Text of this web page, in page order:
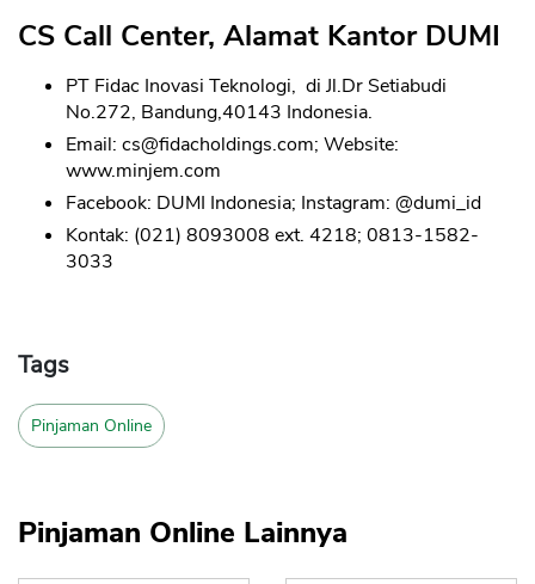
CS Call Center, Alamat Kantor DUMI
PT Fidac Inovasi Teknologi, di Jl.Dr Setiabudi
No.272, Bandung,40143 Indonesia.
Email: cs@fidacholdings.com; Website:
www.minjem.com
Facebook: DUMI Indonesia; Instagram: @dumi_id
Kontak: (021) 8093008 ext. 4218; 0813-1582-
3033
Tags
Pinjaman Online
Pinjaman Online Lainnya